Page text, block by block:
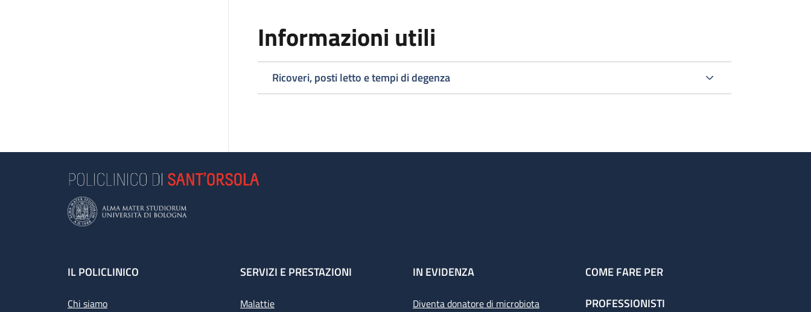
Informazioni utili
Ricoveri, posti letto e tempi di degenza
Footer
IL POLICLINICO
Chi siamo
SERVIZI E PRESTAZIONI
Malattie
IN EVIDENZA
Diventa donatore di microbiota
COME FARE PER
PROFESSIONISTI